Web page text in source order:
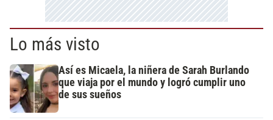
Lo más visto
Así es Micaela, la niñera de Sarah Burlando
que viaja por el mundo y logró cumplir uno
de sus sueños